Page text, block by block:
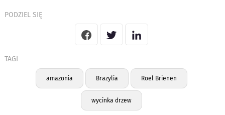
PODZIEL SIĘ
TAGI
amazonia Brazylia Roel Brienen
wycinka drzew